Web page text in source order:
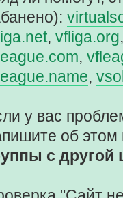
, vfliga.org
,
,
у вас
об этом
с другой